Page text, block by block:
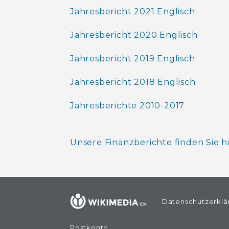
Jahresbericht 2021 Englisch
Jahresbericht 2020 Englisch
Jahresbericht 2019 Englisch
Jahresbericht 2018 Englisch
Jahresberichte 2010-2017
Unsere Finanzberichte finden Sie